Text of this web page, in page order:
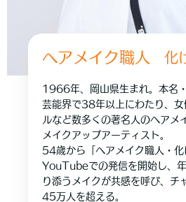
ヘアメイク職人 化
1966年、岡山県生まれ。本名・
芸能界で38年以上にわたり、
ルなど数多くの著名人のヘアメ
メイクアップアーティスト。
54歳から「ヘアメイク職人・化
YouTubeでの発信を開始し、
り添うメイクが共感を呼び、チ
45万人を超える。